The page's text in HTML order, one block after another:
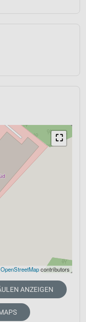
⛶
OpenStreetMapcontributors
ANZEIGEN